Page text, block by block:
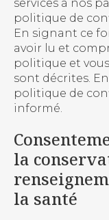
services à nos
politique de
En signant ce
avoir lu et
politique et
sont décrites.
politique de
informé.
la
la santé